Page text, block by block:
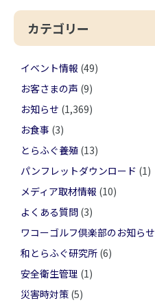
カテゴリー
イベント情報 (49)
お客さまの声 (9)
お知らせ (1,369)
お食事 (3)
とらふぐ養殖 (13)
パンフレットダウンロード (1)
メディア取材情報 (10)
よくある質問 (3)
ワコーゴルフ倶楽部のお知らせ
和とらふぐ研究所 (6)
安全衛生管理 (1)
災害時対策 (5)